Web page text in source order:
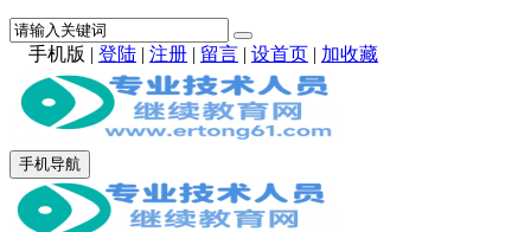
手机版 | 登陆 | 注册 | 留言 | 设首页 | 加收藏
手机导航